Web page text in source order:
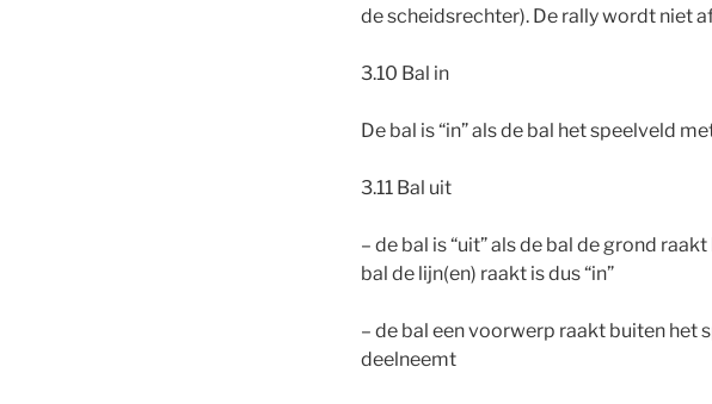
de scheidsrechter). De rally wordt niet
3.10 Bal in
De bal is “in” als de bal het speelveld
3.11 Bal uit
– de bal is “uit” als de bal de grond
bal de lijn(en) raakt is dus “in”
– de bal een voorwerp raakt buiten het
deelneemt